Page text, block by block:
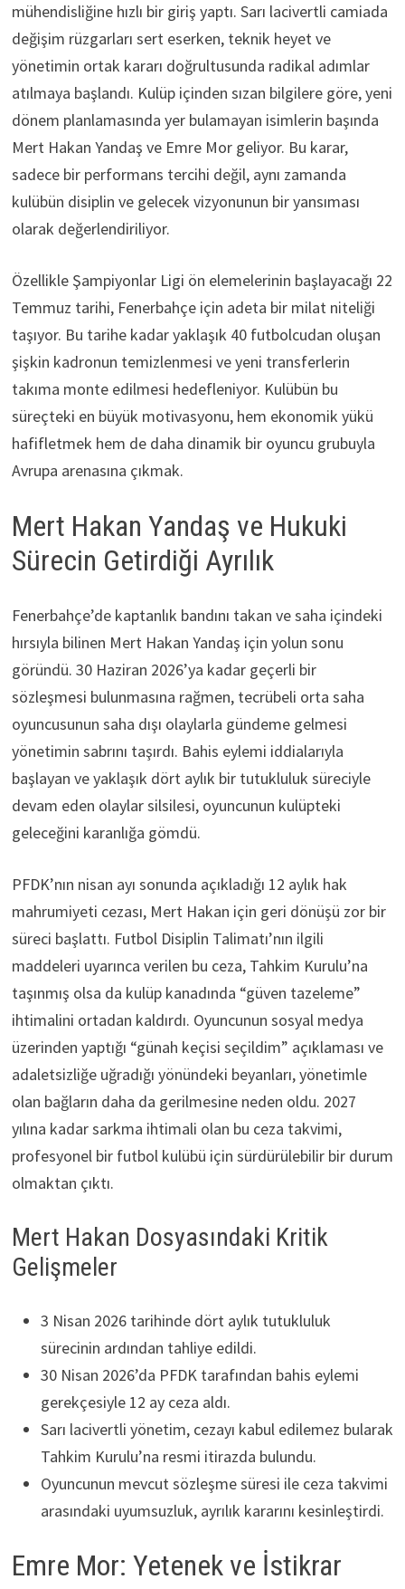
mühendisliğine hızlı bir giriş yaptı. Sarı lacivertli camiada
değişim rüzgarları sert eserken, teknik heyet ve
yönetimin ortak kararı doğrultusunda radikal adımlar
atılmaya başlandı. Kulüp içinden sızan bilgilere göre, yeni
dönem planlamasında yer bulamayan isimlerin başında
Mert Hakan Yandaş ve Emre Mor geliyor. Bu karar,
sadece bir performans tercihi değil, aynı zamanda
kulübün disiplin ve gelecek vizyonunun bir yansıması
olarak değerlendiriliyor.
Özellikle Şampiyonlar Ligi ön elemelerinin başlayacağı 22
Temmuz tarihi, Fenerbahçe için adeta bir milat niteliği
taşıyor. Bu tarihe kadar yaklaşık 40 futbolcudan oluşan
şişkin kadronun temizlenmesi ve yeni transferlerin
takıma monte edilmesi hedefleniyor. Kulübün bu
süreçteki en büyük motivasyonu, hem ekonomik yükü
hafifletmek hem de daha dinamik bir oyuncu grubuyla
Avrupa arenasına çıkmak.
Mert Hakan Yandaş ve Hukuki
Sürecin Getirdiği Ayrılık
Fenerbahçe’de kaptanlık bandını takan ve saha içindeki
hırsıyla bilinen Mert Hakan Yandaş için yolun sonu
göründü. 30 Haziran 2026’ya kadar geçerli bir
sözleşmesi bulunmasına rağmen, tecrübeli orta saha
oyuncusunun saha dışı olaylarla gündeme gelmesi
yönetimin sabrını taşırdı. Bahis eylemi iddialarıyla
başlayan ve yaklaşık dört aylık bir tutukluluk süreciyle
devam eden olaylar silsilesi, oyuncunun kulüpteki
geleceğini karanlığa gömdü.
PFDK’nın nisan ayı sonunda açıkladığı 12 aylık hak
mahrumiyeti cezası, Mert Hakan için geri dönüşü zor bir
süreci başlattı. Futbol Disiplin Talimatı’nın ilgili
maddeleri uyarınca verilen bu ceza, Tahkim Kurulu’na
taşınmış olsa da kulüp kanadında “güven tazeleme”
ihtimalini ortadan kaldırdı. Oyuncunun sosyal medya
üzerinden yaptığı “günah keçisi seçildim” açıklaması ve
adaletsizliğe uğradığı yönündeki beyanları, yönetimle
olan bağların daha da gerilmesine neden oldu. 2027
yılına kadar sarkma ihtimali olan bu ceza takvimi,
profesyonel bir futbol kulübü için sürdürülebilir bir durum
olmaktan çıktı.
Mert Hakan Dosyasındaki Kritik
Gelişmeler
3 Nisan 2026 tarihinde dört aylık tutukluluk
sürecinin ardından tahliye edildi.
30 Nisan 2026’da PFDK tarafından bahis eylemi
gerekçesiyle 12 ay ceza aldı.
Sarı lacivertli yönetim, cezayı kabul edilemez bularak
Tahkim Kurulu’na resmi itirazda bulundu.
Oyuncunun mevcut sözleşme süresi ile ceza takvimi
arasındaki uyumsuzluk, ayrılık kararını kesinleştirdi.
Emre Mor: Yetenek ve İstikrar